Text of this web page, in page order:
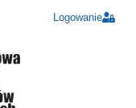
Logowanie